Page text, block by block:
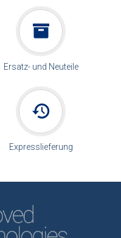
Ersatz- und Neuteile
Expresslieferung